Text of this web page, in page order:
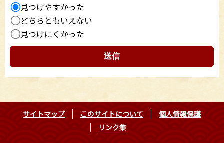
見つけやすかった
どちらともいえない
見つけにくかった
サイトマップ このサイトについて
個人情報保護
リンク集